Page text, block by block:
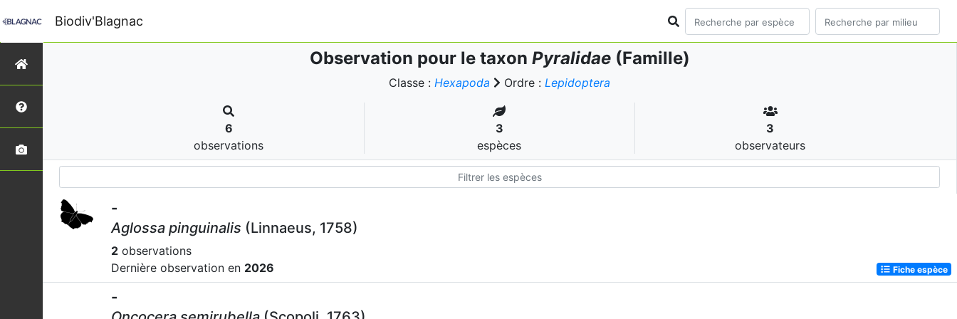
Biodiv'Blagnac
Observation pour le taxon Pyralidae(Famille)
Classe : Hexapoda Ordre : Lepidoptera
6
observations
3
espèces
3
observateurs
-
Aglossa pinguinalis (Linnaeus, 1758)
2 observations
Dernière observation en 2026 Fiche espèce
-